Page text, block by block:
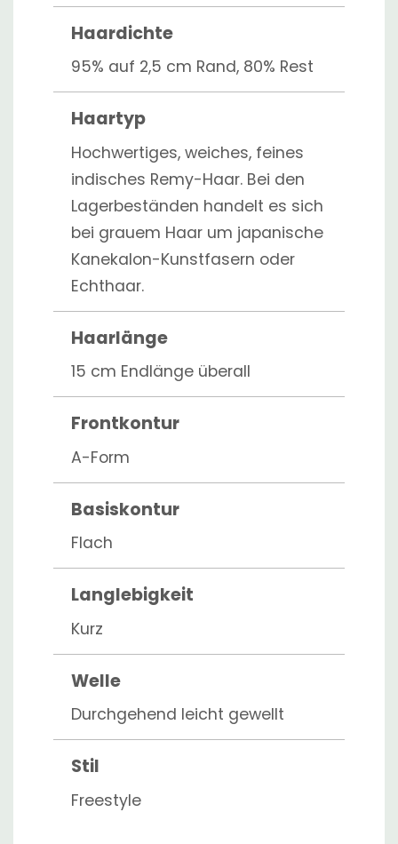
Haardichte
95% auf 2,5 cm Rand, 80% Rest
Haartyp
Hochwertiges, weiches, feines
indisches Remy-Haar. Bei den
Lagerbeständen handelt es sich
bei grauem Haar um japanische
Kanekalon-Kunstfasern oder
Echthaar.
Haarlänge
15 cm Endlänge überall
Frontkontur
A-Form
Basiskontur
Flach
Langlebigkeit
Kurz
Welle
Durchgehend leicht gewellt
Stil
Freestyle